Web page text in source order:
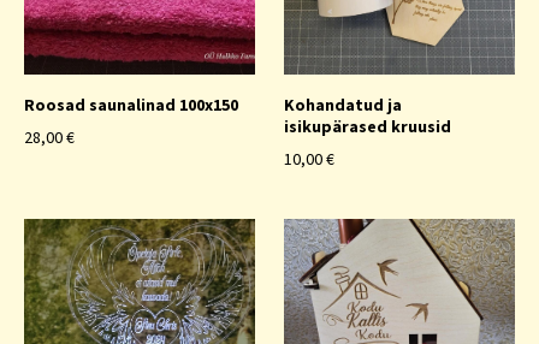
Roosad saunalinad 100x150
28,00 €
Kohandatud ja
isikupärased kruusid
10,00 €